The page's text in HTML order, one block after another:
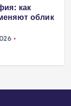
дома: